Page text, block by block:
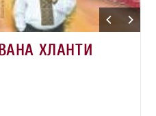
ХЛАНТИ